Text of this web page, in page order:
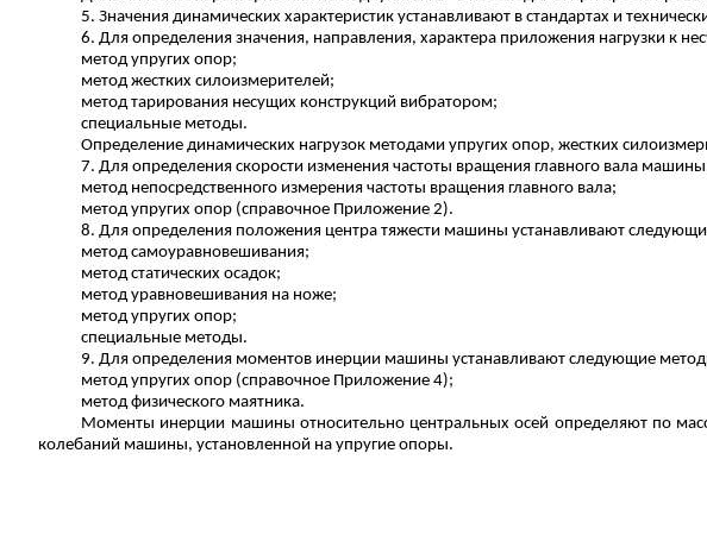
5. Значения динамических характеристик устанавливают в стандартах и
6. Для определения значения, направления, характера приложения нагрузки к
метод упругих опор;
метод жестких силоизмерителей;
метод тарирования несущих конструкций вибратором;
специальные методы.
Определение динамических нагрузок методами упругих опор, жестких
7. Для определения скорости изменения частоты вращения главного вала машины
метод непосредственного измерения частоты вращения главного вала;
метод упругих опор (справочное Приложение 2).
8. Для определения положения центра тяжести машины устанавливают
методсамоуравновешивания;
метод статических осадок;
метод уравновешивания на ноже;
метод упругих опор;
специальные методы.
9. Для определения моментов инерции машины устанавливают следующие
метод упругих опор (справочное Приложение 4);
метод физического маятника.
Моменты инерции машины относительно центральных осей определяют по
колебаний машины, установленной на упругие опоры.